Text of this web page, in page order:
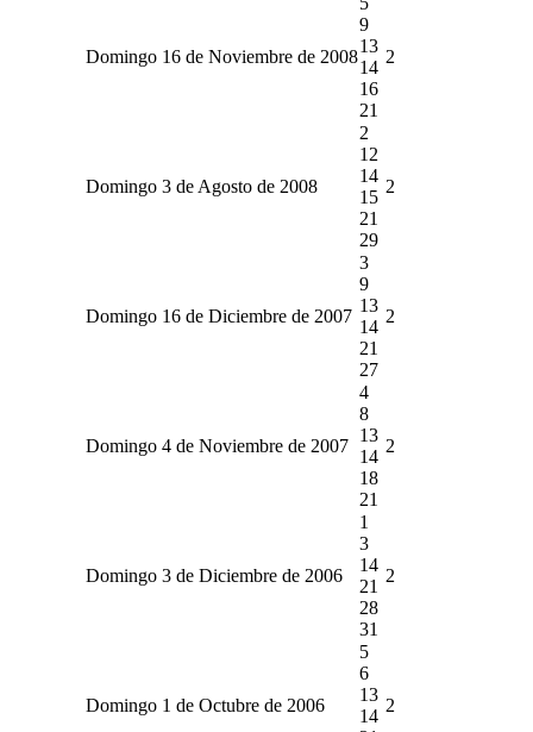
Domingo 16 de Noviembre de 2008
9
13
14
16
21
2
Domingo 3 de Agosto de 2008
2
12
14
15
21
29
2
Domingo 16 de Diciembre de 2007
3
9
13
14
21
27
2
Domingo 4 de Noviembre de 2007
4
8
13
14
18
21
2
Domingo 3 de Diciembre de 2006
1
3
14
21
28
31
2
Domingo 1 de Octubre de 2006
5
6
13
14
2